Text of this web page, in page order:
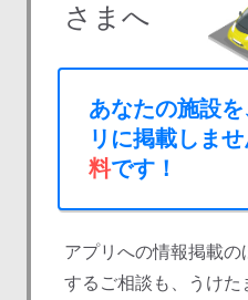
さまへ
あなたの施設
リに掲載しま
料です！
アプリへの情報掲載の
するご相談も、うけた